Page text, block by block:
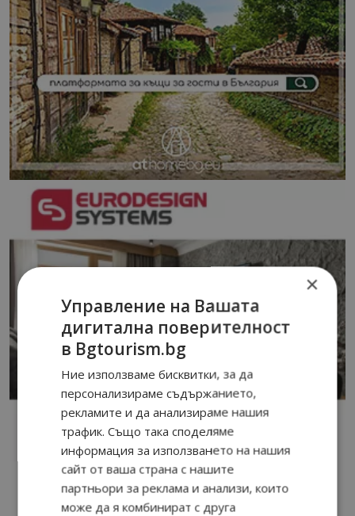
×
Управление на Вашата
дигитална поверителност
в Bgtourism.bg
Ние използваме бисквитки, за да
персонализираме съдържанието,
рекламите и да анализираме нашия
трафик. Също така споделяме
информация за използването на нашия
сайт от ваша страна с нашите
партньори за реклама и анализи, които
може да я комбинират с друга